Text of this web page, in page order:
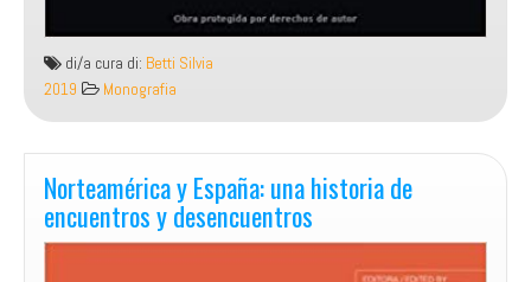
di/a cura di: Betti Silvia
2019
Monografia
Norteamérica y España: una historia de
encuentros y desencuentros